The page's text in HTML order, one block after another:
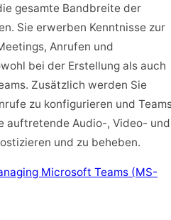
gesamte Bandbreite der
Sie erwerben Kenntnisse zur
Anrufen und
bei der Erstellung als auch
Zusätzlich werden Sie
zu konfigurieren und
auftretende Audio-, Video- und
und zu beheben.
Microsoft Teams (MS-